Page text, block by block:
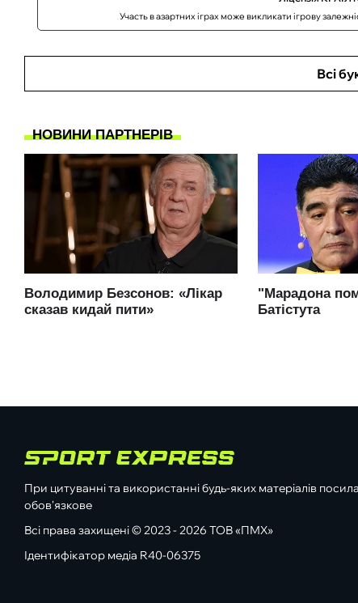
Участь в азартних іграх може викликати ігрову
Всі
При цитуванні та використанні будь-яких матеріалів
обов'язкове
Всі права захищені © 2023 - 2026 ТОВ «ПМХ»
Ідентифікатор медіа R40-06375